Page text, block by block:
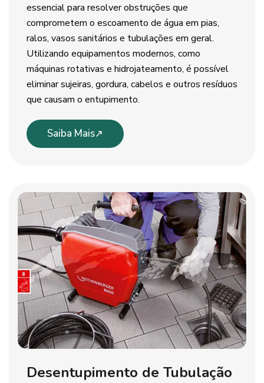
essencial para resolver obstruções que
comprometem o escoamento de água em pias,
ralos, vasos sanitários e tubulações em geral.
Utilizando equipamentos modernos, como
máquinas rotativas e hidrojateamento, é possível
eliminar sujeiras, gordura, cabelos e outros resíduos
que causam o entupimento.
Saiba Mais
Desentupimento de Tubulação